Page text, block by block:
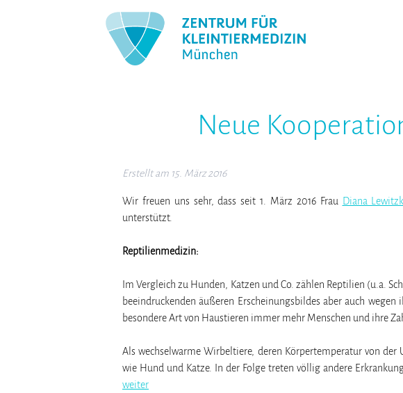
Neue
Erstellt am 15. März 2016
Wir freuen uns sehr, dass seit 1. März 2016 Frau Diana
unterstützt.
Reptilienmedizin:
Im Vergleich zu Hunden, Katzen und Co. zählen Reptilien (u.a.
beeindruckenden äußeren Erscheinungsbildes aber auch
besondere Art von Haustieren immer mehr Menschen und ihre
Als wechselwarme Wirbeltiere, deren Körpertemperatur von
wie Hund und Katze. In der Folge treten völlig andere
weiter